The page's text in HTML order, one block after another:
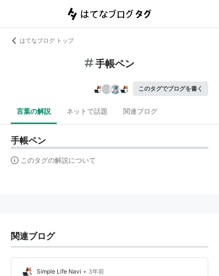
はてなブログ トップ
手帳ペン
このタグでブログを書く
言葉の解説 ネットで話題 関連ブログ
手帳ペン
このタグの解説について
関連ブログ
Simple Life Navi • 3年前